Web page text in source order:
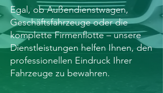
Egal, ob Außendienstwagen,
Geschäftsfahrzeuge oder die
komplette Firmenflotte – unsere
Dienstleistungen helfen Ihnen, den
professionellen Eindruck Ihrer
Fahrzeuge zu bewahren.